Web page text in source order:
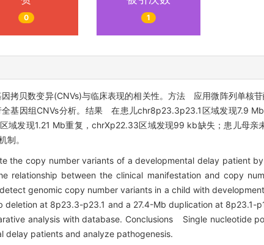
0 1
拷贝数变异(CNVs)与临床表现的相关性。方法 应用微阵列单核
基因组CNVs分析。结果 在患儿chr8p23.3p23.1区域发现7.9
域发现1.21 Mb重复，chrXp22.33区域发现99 kb缺失；患儿母
制。
the copy number variants of a developmental delay patient
relationship between the clinical manifestation and copy
genomic copy number variants in a child with
at 8p23.3-p23.1 and a 27.4-Mb duplication at 8p23.1-
analysis with database. Conclusions Single nucleotide
delay patients and analyze pathogenesis.